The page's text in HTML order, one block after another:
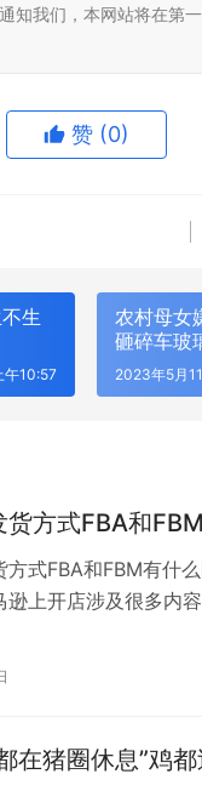
知我们，本网站将在第
赞 (0)
生
午10:57
农村母女
砸碎车玻
2023年5月
货方式FBA和
方式FBA和FBM有什
逊上开店涉及很多内
区别是什么？ 亚马逊
在猪圈休息”鸡
技：专业的软件定制开发